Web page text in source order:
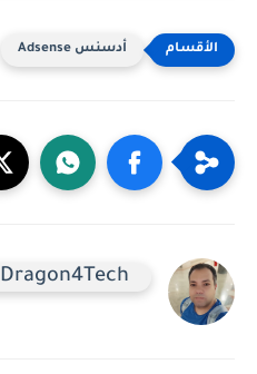
أدسنس Adsense
Dragon4Tech